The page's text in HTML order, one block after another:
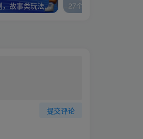
视频号分成计划，故事类玩法，潜力巨大，可以说是一匹黑马，详细教程
提交评论